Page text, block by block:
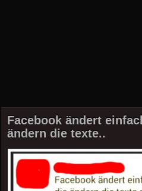
Facebook ändert
ändern die texte..